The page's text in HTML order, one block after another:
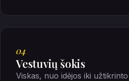
04
Vestuvių šokis
Viskas, nuo idėjos iki